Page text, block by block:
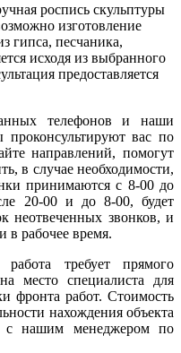
роспись скульптуры
изготовление
гипса, песчаника,
исходя из выбранного
предоставляется
телефонов и наши
проконсультируют вас по
направлений, помогут
в случае необходимости,
принимаются с 8-00 до
20-00 и до 8-00, будет
неотвеченных звонков, и
в рабочее время.
требует прямого
место специалиста для
фронта работ. Стоимость
нахождения объекта
с нашим менеджером по